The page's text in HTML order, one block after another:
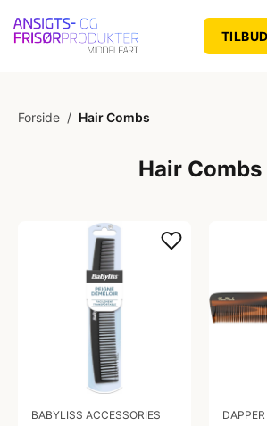
TILBUD
Forside / Hair Combs
Hair Combs
BABYLISS ACCESSORIES